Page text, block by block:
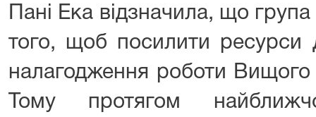
Пані Ека відзначила, що
того, щоб посилити ресурси
налагодження роботи Вищого
Тому протягом